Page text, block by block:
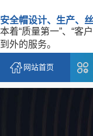
安全帽设计、生产、
本着“质量第一”、“客
到外的服务。
网站首页